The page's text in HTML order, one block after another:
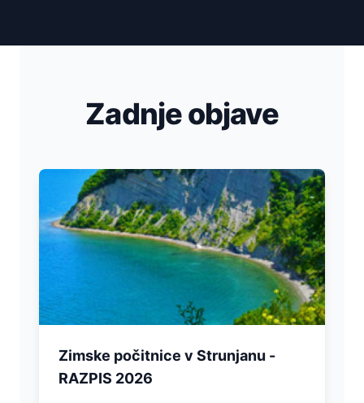
Zadnje objave
Zimske počitnice v Strunjanu -
RAZPIS 2026